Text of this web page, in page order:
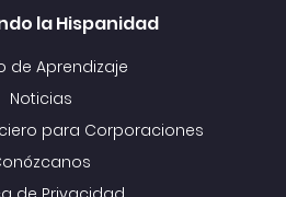
la Hispanidad
de Aprendizaje
Noticias
para Corporaciones